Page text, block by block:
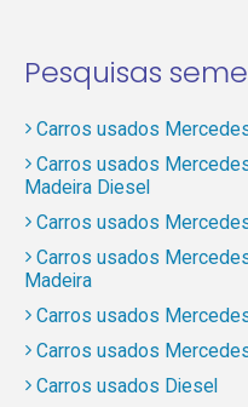
Pesquisas
Carros usados
Carros usados
Madeira Diesel
Carros usados
Carros usados
Madeira
Carros usados
Carros usados
Carros usados Diesel